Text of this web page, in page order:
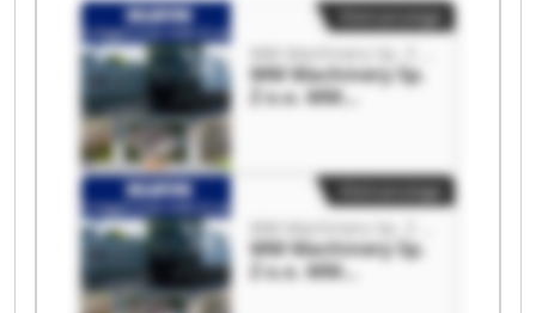
MM Machinery Sp.
Z o.o. MM
MM Machinery Sp.
Z o.o. MM
Kleinanzeige